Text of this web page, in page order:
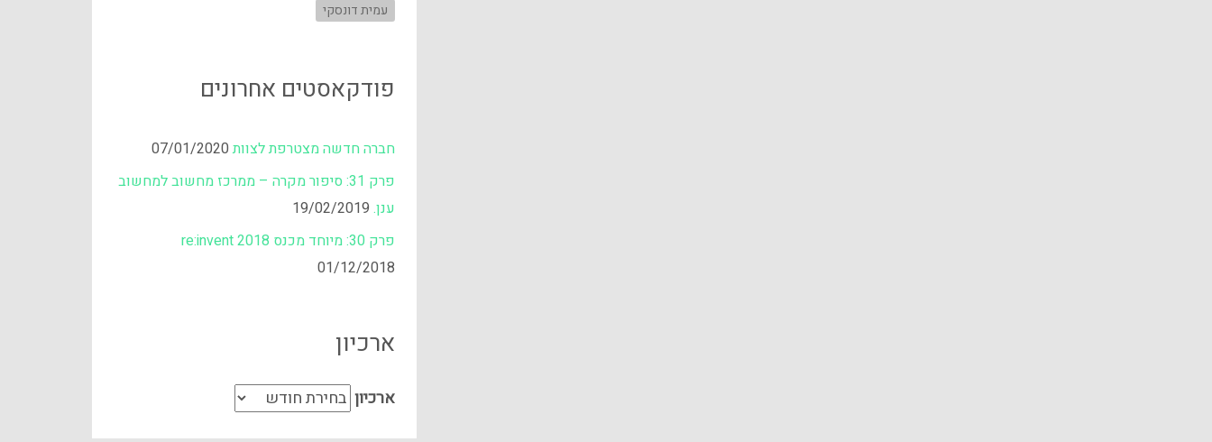
עמית דונסקי
פודקאסטים אחרונים
חברה חדשה מצטרפת לצוות07/01/2020
פרק 31: סיפור מקרה – ממרכז מחשוב למחשוב
ענן. 19/02/2019
פרק 30: מיוחד מכנס re:invent 2018
01/12/2018
ארכיון
ארכיון